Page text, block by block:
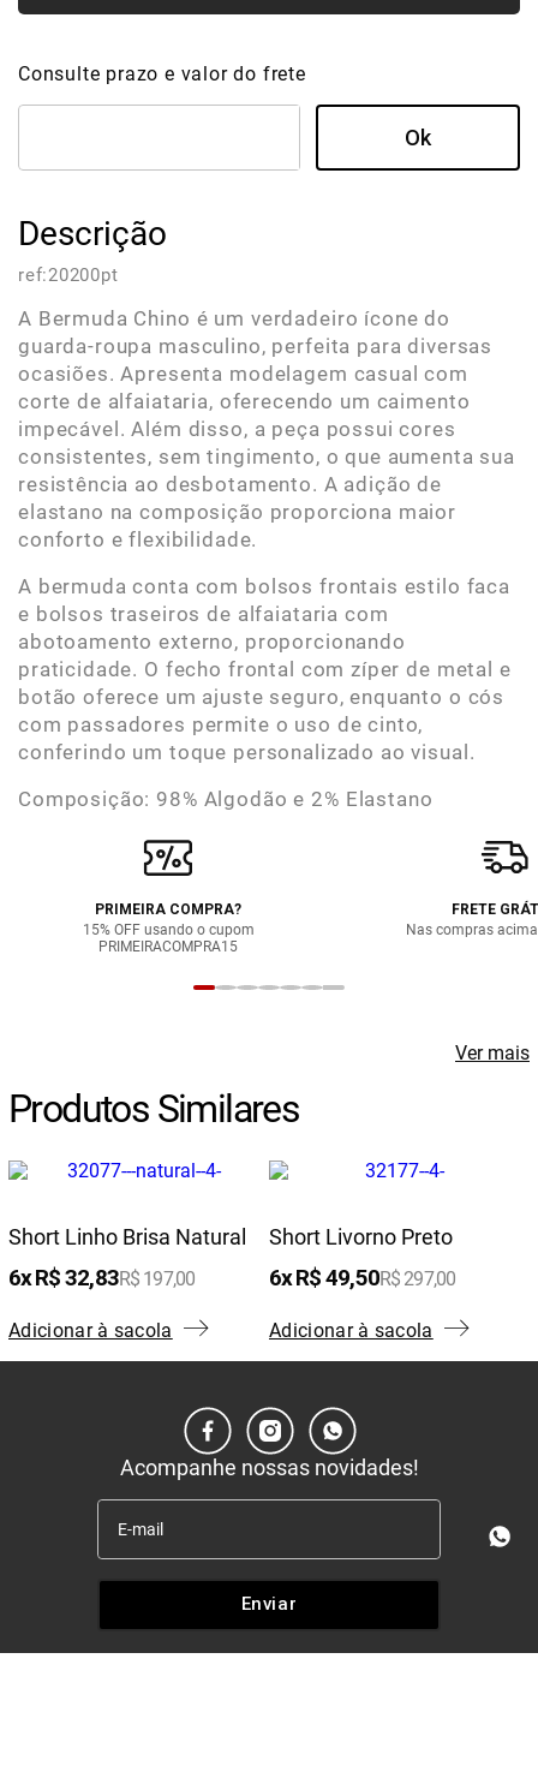
Consulte prazo e valor do frete
Descrição
ref:20200pt
A Bermuda Chino é um verdadeiro ícone do
guarda-roupa masculino, perfeita para diversas
ocasiões. Apresenta modelagem casual com
corte de alfaiataria, oferecendo um caimento
impecável. Além disso, a peça possui cores
consistentes, sem tingimento, o que aumenta sua
resistência ao desbotamento. A adição de
elastano na composição proporciona maior
conforto e flexibilidade.
A bermuda conta com bolsos frontais estilo faca
e bolsos traseiros de alfaiataria com
abotoamento externo, proporcionando
praticidade. O fecho frontal com zíper de metal e
botão oferece um ajuste seguro, enquanto o cós
com passadores permite o uso de cinto,
conferindo um toque personalizado ao visual.
Composição: 98% Algodão e 2% Elastano
PRIMEIRA COMPRA?
15% OFF usando o cupom
PRIMEIRACOMPRA15
FRETE
Nas compras
Produtos Similares
Short Linho Brisa Natural
6 R$32,83R$ 197,00
Adicionar à sacola
Short Livorno Preto
6 R$49,50R$ 297,00
Adicionar à sacola
Ver mais
Acompanhe nossas novidades!
Enviar